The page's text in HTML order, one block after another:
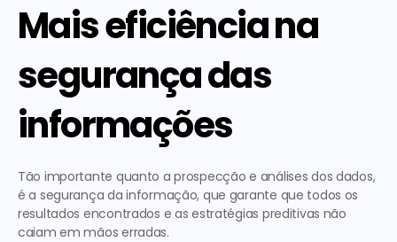
Mais eficiência na
segurança das
informações
Tão importante quanto a prospecção e análises dos dados,
é a segurança da informação, que garante que todos os
resultados encontrados e as estratégias preditivas não
caiam em mãos erradas.